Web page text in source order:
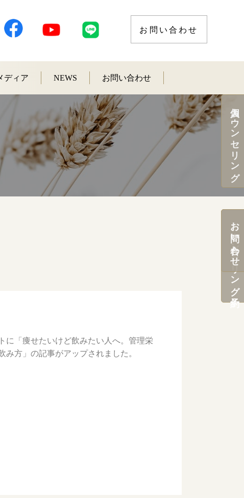
お問い合わせ
ディア NEWS お問い合わせ
に「痩せたいけど飲みたい人へ。管理栄
み方」の記事がアップされました。
個人カウンセリング
カウンセリング予約
お問い合わせ